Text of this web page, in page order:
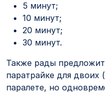
5 минут;
10 минут;
20 минут;
30 минут.
Также рады
паратрайке для
паралете, но